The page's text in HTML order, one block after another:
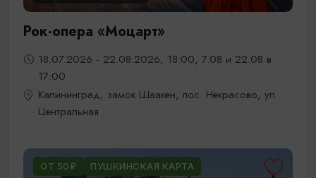
Рок-опера «Моцарт»
18.07.2026 - 22.08.2026, 18:00, 7.08 и 22.08 в
17:00
Калининград, замок Шаакен, пос. Некрасово, ул.
Центральная
ОТ 50₽ ПУШКИНСКАЯ КАРТА